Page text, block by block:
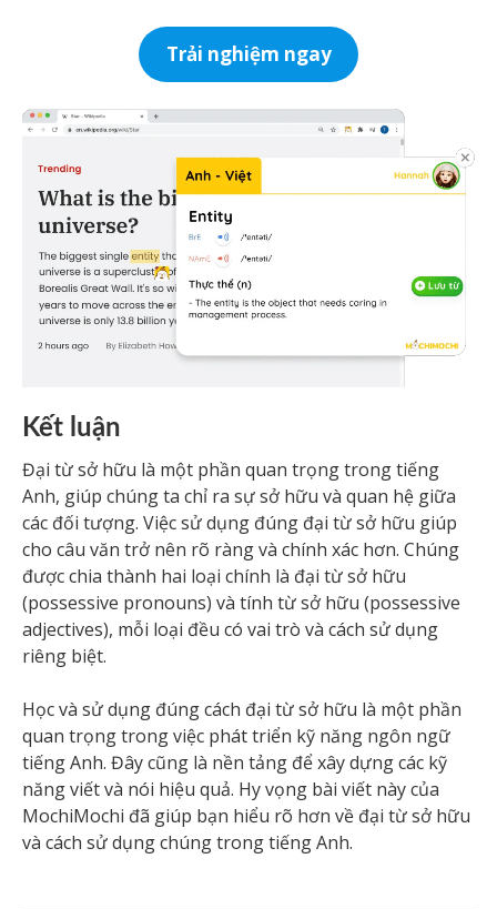
Trải nghiệm ngay
Kết luận
Đại từ sở hữu là một phần quan trọng trong tiếng
Anh, giúp chúng ta chỉ ra sự sở hữu và quan hệ giữa
các đối tượng. Việc sử dụng đúng đại từ sở hữu giúp
cho câu văn trở nên rõ ràng và chính xác hơn. Chúng
được chia thành hai loại chính là đại từ sở hữu
(possessive pronouns) và tính từ sở hữu (possessive
adjectives), mỗi loại đều có vai trò và cách sử dụng
riêng biệt.
Học và sử dụng đúng cách đại từ sở hữu là một phần
quan trọng trong việc phát triển kỹ năng ngôn ngữ
tiếng Anh. Đây cũng là nền tảng để xây dựng các kỹ
năng viết và nói hiệu quả. Hy vọng bài viết này của
MochiMochi đã giúp bạn hiểu rõ hơn về đại từ sở hữu
và cách sử dụng chúng trong tiếng Anh.